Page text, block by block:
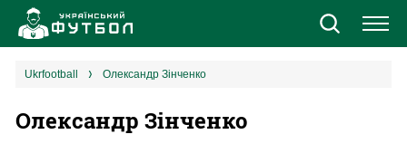
Новини
Збірна
ukrfootball Олександр Зінченко
Олександр Зінченко